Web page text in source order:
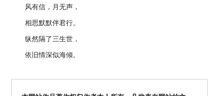
风有信，月无声，
相思默默伴君行。
纵然隔了三生世，
依旧情深似海倾。